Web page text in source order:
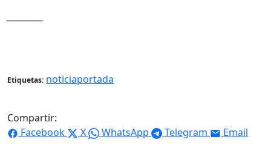
Etiquetas: noticiaportada
Compartir:
Facebook
X WhatsApp Telegram Email